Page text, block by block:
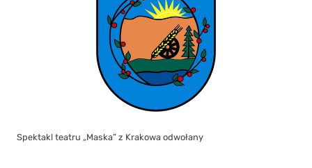
Spektakl teatru „Maska” z Krakowa odwołany